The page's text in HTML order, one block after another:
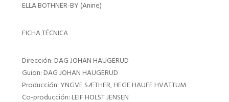
ELLA BOTHNER-BY (Anine)
FICHA TÉCNICA
Dirección: DAG JOHAN HAUGERUD
Guion: DAG JOHAN HAUGERUD
Producción: YNGVE SÆTHER, HEGE HAUFF HVATTUM
Co-producción: LEIF HOLST JENSEN